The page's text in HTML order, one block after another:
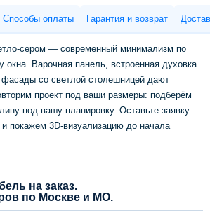
Способы оплаты Гарантия и возврат
сером — современный минимализм по
окна. Варочная панель, встроенная духовка.
со светлой столешницей дают
проект под ваши размеры: подберём
под вашу планировку. Оставьте заявку —
покажем 3D-визуализацию до начала
на заказ.
по Москве и МО.